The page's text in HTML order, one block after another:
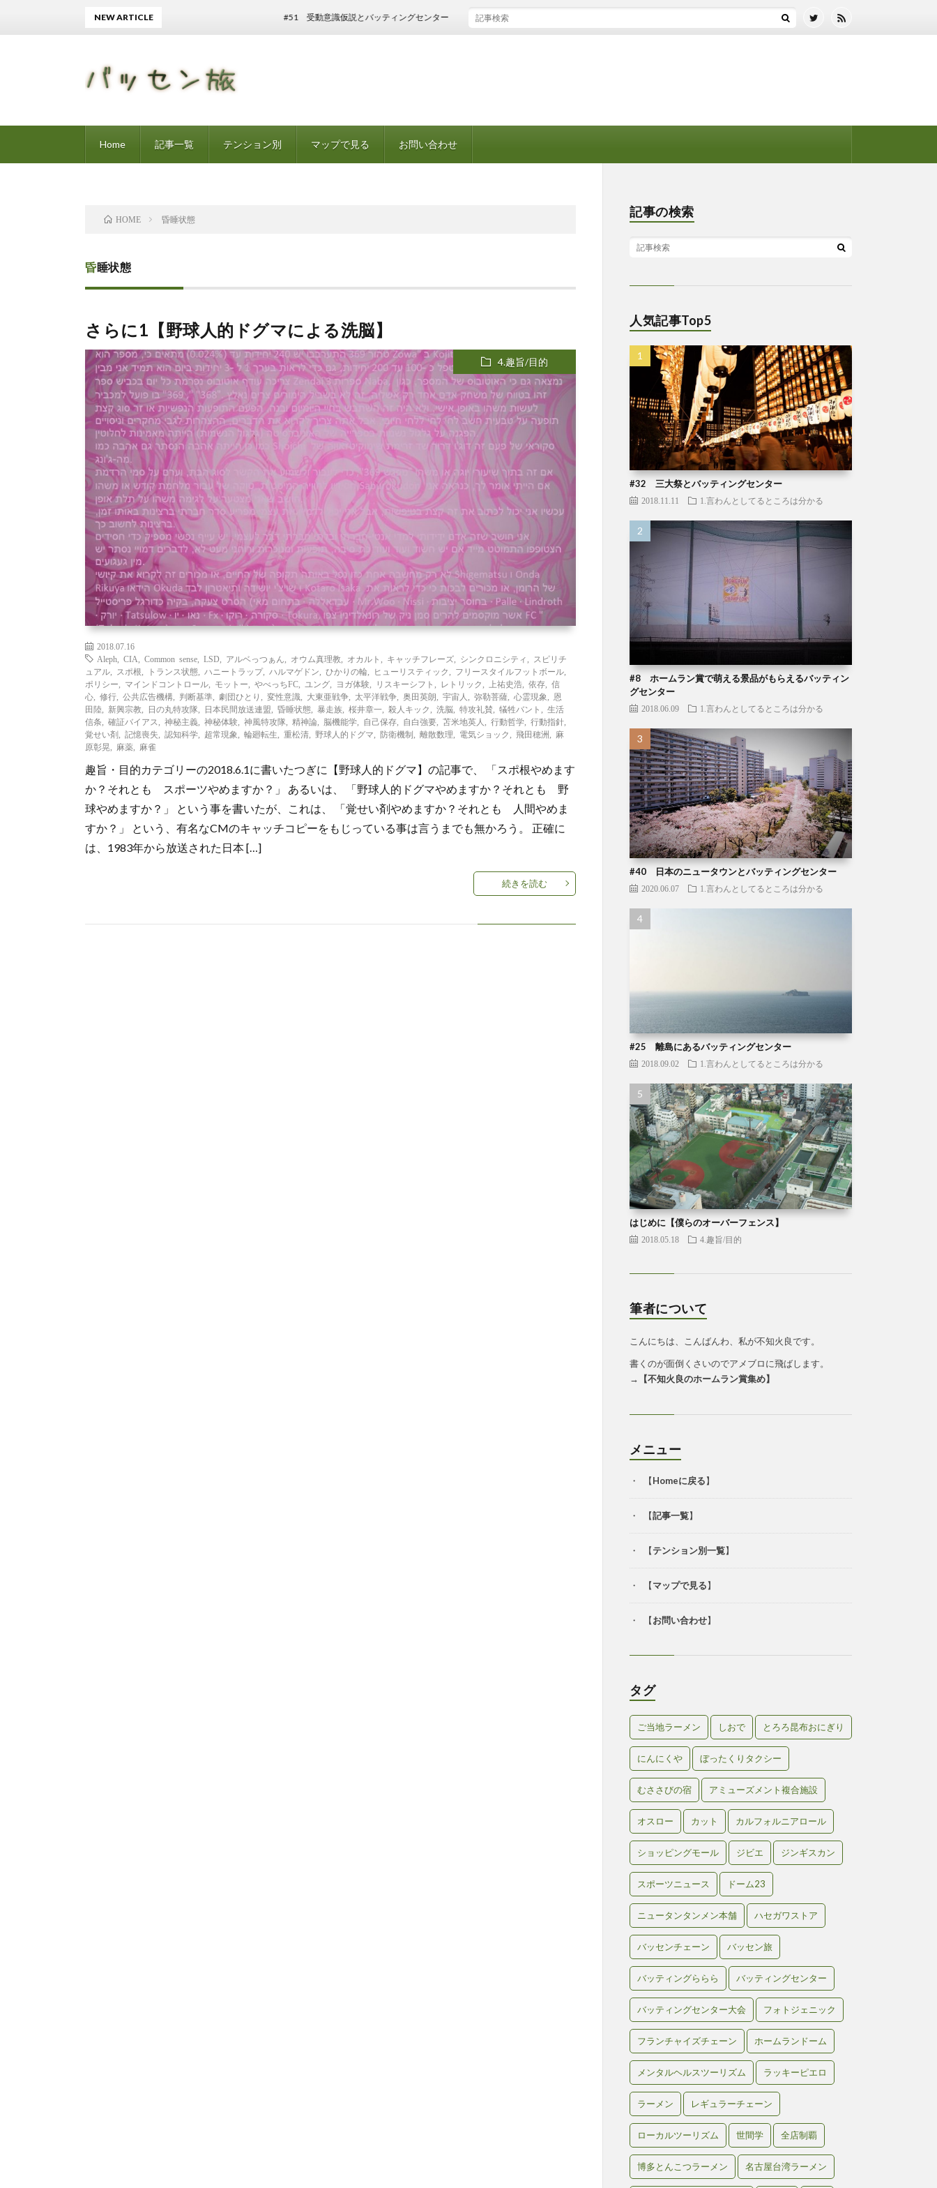
Home 記事一覧 テンション別 マップで見る お問い合わせ
NEW ARTICLE #51 受動意識仮説とバッティングセンター
HOME 昏睡状態
昏睡状態
さらに1【野球人的ドグマによる洗脳】
4.趣旨/目的
2018.07.16
Aleph
CIA Common sense LSD アルベっつぁん オウム真理教 オカルト キャッチフレーズ シンクロニシティ
スピリチ
ュアル
スポ根 トランス状態 ハニートラップ, ハルマゲドン ひかりの輪 ヒューリスティック フリースタイルフットボール
ポリシー
マインドコントロール モットー やべっちFC ユング ヨガ体験 リスキーシフト レトリック 上祐史浩 依存
信
心
修行 公共広告機構 判断基準 劇団ひとり 変性意識 大東亜戦争 太平洋戦争 奥田英朗 宇宙人 弥勒菩薩 心霊現象
恩
田陸
新興宗教 日の丸特攻隊 日本民間放送連盟 昏睡状態 暴走族 桜井章一 殺人キック 洗脳 特攻礼賛 犠牲バント
生活
信条
確証バイアス 神秘主義 神秘体験 神風特攻隊 精神論 脳機能学 自己保存 自白強要 苫米地英人 行動哲学 行動指針
覚せい剤
記憶喪失 認知科学 超常現象 輪廻転生 重松清 野球人的ドグマ 防衛機制 離散数理 電気ショック 飛田穂洲
麻
原彰晃
麻薬 麻雀
趣旨・目的カテゴリーの2018.6.1に書いたつぎに【野球人的ドグマ】の記事で、 「スポ根やめます
か？それとも スポーツやめますか？」 あるいは、 「野球人的ドグマやめますか？それとも 野
球やめますか？」 という事を書いたが、これは、 「覚せい剤やめますか？それとも 人間やめま
すか？」 という、有名なCMのキャッチコピーをもじっている事は言うまでも無かろう。 正確に
は、1983年から放送された日本 […]
続きを読む
記事の検索
人気記事Top5
#32 三大祭とバッティングセンター
2018.11.11 1.言わんとしてるところは分かる
#8 ホームラン賞で萌える景品がもらえるバッティン
グセンター
2018.06.09 1.言わんとしてるところは分かる
#40 日本のニュータウンとバッティングセンター
2020.06.07 1.言わんとしてるところは分かる
#25 離島にあるバッティングセンター
2018.09.02 1.言わんとしてるところは分かる
はじめに【僕らのオーバーフェンス】
2018.05.18 4.趣旨/目的
筆者について
こんにちは、こんばんわ、私が不知火良です。
書くのが面倒くさいのでアメブロに飛ばします。
→
【不知火良のホームラン賞集め】
メニュー
【Homeに戻る】
【記事一覧】
【テンション別一覧】
【マップで見る】
【お問い合わせ】
タグ
ご当地ラーメン しおで とろろ昆布おにぎり
にんにくや ぼったくりタクシー
むささびの宿 アミューズメント複合施設
オスロー カット カルフォルニアロール
ショッピングモール ジビエ ジンギスカン
スポーツニュース ドーム23
ニュータンタンメン本舗 ハセガワストア
バッセンチェーン バッセン旅
バッティングららら バッティングセンター
バッティングセンター大会 フォトジェニック
フランチャイズチェーン ホームランドーム
メンタルヘルスツーリズム ラッキーピエロ
ラーメン レギュラーチェーン
ローカルツーリズム 世間学 全店制覇
博多とんこつラーメン 名古屋台湾ラーメン